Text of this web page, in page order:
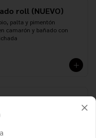
roll (NUEVO)
palta y pimentón
camarón y bañado con
White
palta y almendras
en queso crema,